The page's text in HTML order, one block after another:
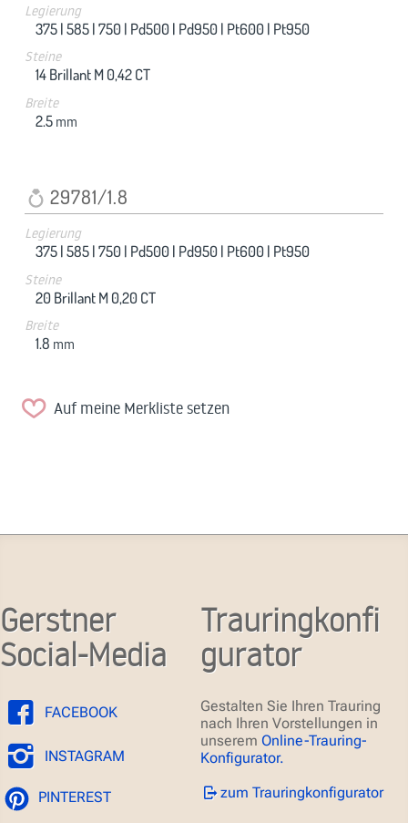
Legierung
375 |585 |750 | Pd500 | Pd950 | Pt600 | Pt950
Steine
14 Brillant M 0,42 CT
Breite
2.5 mm
29781/1.8
Legierung
375 |585 |750 | Pd500 | Pd950 | Pt600 | Pt950
Steine
20 Brillant M 0,20 CT
Breite
1.8 mm
Auf meine Merkliste setzen
Gerstner
Social-Media
FACEBOOK
INSTAGRAM
PINTEREST
Trauringkonfi
gurator
Gestalten Sie Ihren Trauring
nach Ihren Vorstellungen in
unserem Online-Trauring-
Konfigurator.
zum Trauringkonfigurator